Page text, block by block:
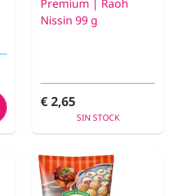
Premium | Raoh
Nissin 99 g
€ 2,65
SIN STOCK